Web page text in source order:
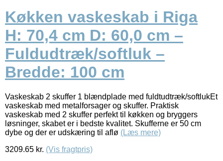
Køkken vaskeskab i Riga
H: 70,4 cm D: 60,0 cm –
Fuldudtræk/softluk –
Bredde: 100 cm
Vaskeskab 2 skuffer 1 blændplade med fuldtudtræk/softlukEt
vaskeskab med metalforsager og skuffer. Praktisk
vaskeskab med 2 skuffer perfekt til køkken og bryggers
løsninger, skabet er i bedste kvalitet. Skufferne er 50 cm
dybe og der er udskæring til aflø (Læs mere)
3209.65 kr. (Vis fragtpris)